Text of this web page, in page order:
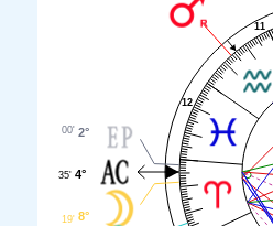
11
12
2°
00'
4°
35'
8°
19'